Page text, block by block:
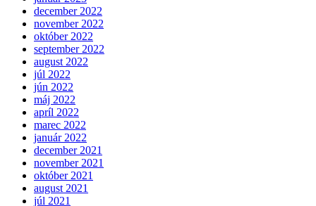
december 2022
november 2022
október 2022
september 2022
august 2022
júl 2022
jún 2022
máj 2022
apríl 2022
marec 2022
január 2022
december 2021
november 2021
október 2021
august 2021
júl 2021